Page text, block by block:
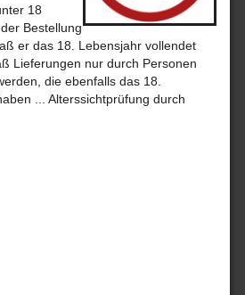
18
Bestellung
er das 18. Lebensjahr vollendet
Lieferungen nur durch Personen
die ebenfalls das 18.
... Alterssichtprüfung durch